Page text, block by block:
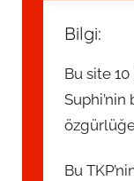
Bilgi:
Bu site
Suphi’nin
Bu